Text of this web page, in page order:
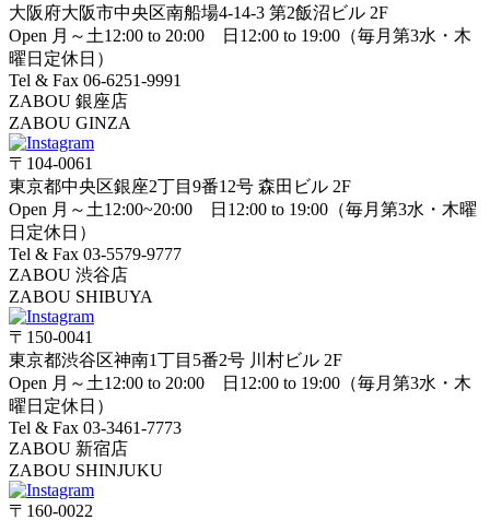
大阪府大阪市中央区南船場4-14-3 第2飯沼ビル 2F
Open 月～土12:00 to 20:00 日12:00 to 19:00（毎月第3水・木
曜日定休日）
Tel & Fax 06-6251-9991
ZABOU 銀座店
ZABOU GINZA
〒104-0061
東京都中央区銀座2丁目9番12号 森田ビル 2F
Open 月～土12:00~20:00 日12:00 to 19:00（毎月第3水・木曜
日定休日）
Tel & Fax 03-5579-9777
ZABOU 渋谷店
ZABOU SHIBUYA
〒150-0041
東京都渋谷区神南1丁目5番2号 川村ビル 2F
Open 月～土12:00 to 20:00 日12:00 to 19:00（毎月第3水・木
曜日定休日）
Tel & Fax 03-3461-7773
ZABOU 新宿店
ZABOU SHINJUKU
〒160-0022